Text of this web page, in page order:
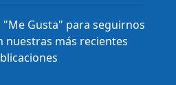
"Me Gusta" para seguirnos
nuestras más recientes